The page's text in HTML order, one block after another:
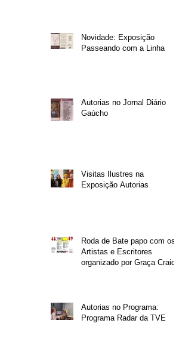
Novidade: Exposição
Passeando com a Linha
Autorias no Jornal Diário
Gaúcho
Visitas Ilustres na
Exposição Autorias
Roda de Bate papo com os
Artistas e Escritores
organizado por Graça Craidy
Autorias no Programa:
Programa Radar da TVE